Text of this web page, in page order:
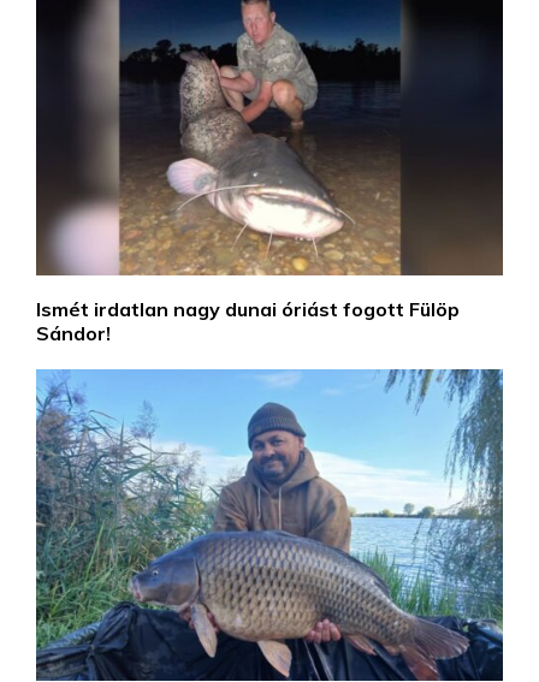
Ismét irdatlan nagy dunai óriást fogott Fülöp
Sándor!